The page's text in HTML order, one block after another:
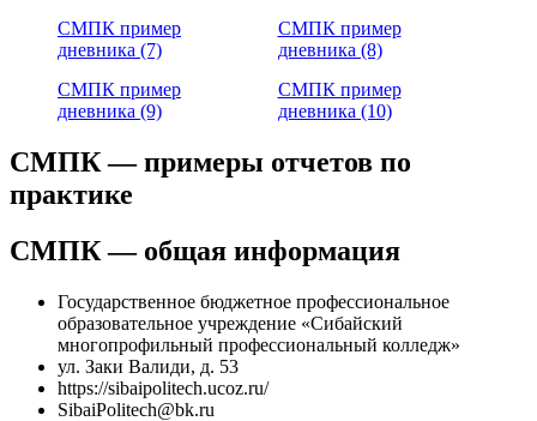
СМПК пример
дневника (7)
СМПК пример
дневника (8)
СМПК пример
дневника (9)
СМПК пример
дневника (10)
СМПК — примеры отчетов по
практике
СМПК — общая информация
Государственное бюджетное профессиональное
образовательное учреждение «Сибайский
многопрофильный профессиональный колледж»
ул. Заки Валиди, д. 53
https://sibaipolitech.ucoz.ru/
SibaiPolitech@bk.ru